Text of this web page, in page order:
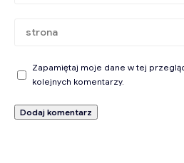
Zapamiętaj moje dane w tej
kolejnych komentarzy.